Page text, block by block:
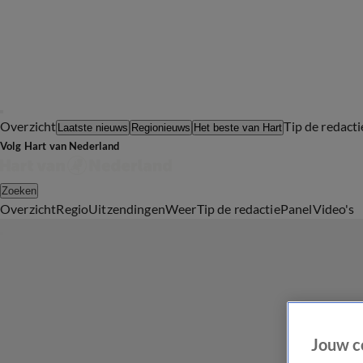
Overzicht Laatste nieuws Regionieuws Het beste van HartTip de
Volg Hart van Nederland
Zoeken
OverzichtRegioUitzendingenWeerTip de redactiePanelVideo's
Jouw